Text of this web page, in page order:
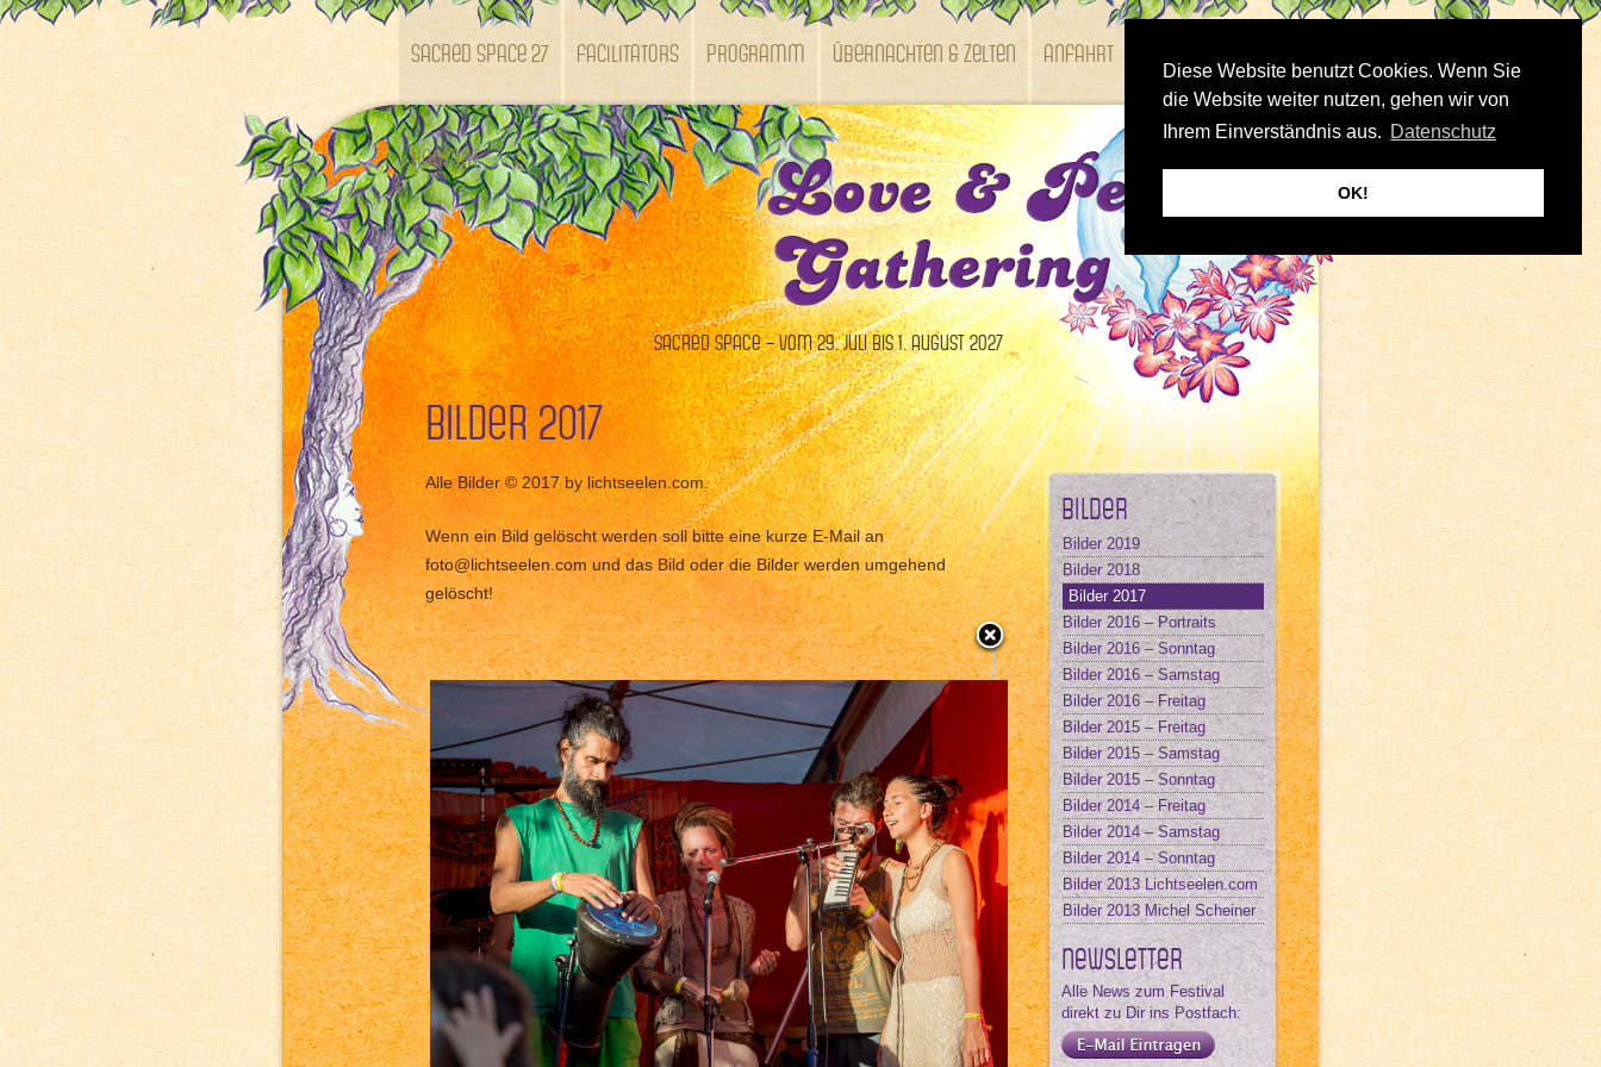
Diese Website benutzt Cookies. Wenn Sie
die Website weiter nutzen, gehen wir von
Ihrem Einverständnis aus. Datenschutz
OK!
SACRED SPACE 27 Facilitators Programm Übernachten & Zelten Anfahrt Bilder
Kontakt
Sacred Space – vom 29. Juli bis 1. August 2027
Bilder 2017
Alle Bilder © 2017 by lichtseelen.com.
Wenn ein Bild gelöscht werden soll bitte eine kurze E-Mail an
foto@lichtseelen.com und das Bild oder die Bilder werden umgehend
gelöscht!
Bilder
Bilder 2019
Bilder 2018
Bilder 2017
Bilder 2016 – Portraits
Bilder 2016 – Sonntag
Bilder 2016 – Samstag
Bilder 2016 – Freitag
Bilder 2015 – Freitag
Bilder 2015 – Samstag
Bilder 2015 – Sonntag
Bilder 2014 – Freitag
Bilder 2014 – Samstag
Bilder 2014 – Sonntag
Bilder 2013 Lichtseelen.com
Bilder 2013 Michel Scheiner
Newsletter
Alle News zum Festival
direkt zu Dir ins Postfach: